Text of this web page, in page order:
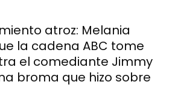
atroz: Melania
la cadena ABC tome
el comediante Jimmy
broma que hizo sobre